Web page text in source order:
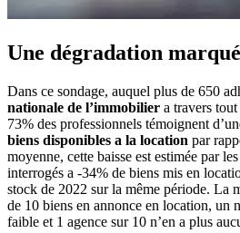
Une dégradation
Dans ce sondage, auquel plus de 650
nationale de l’immobilier а travers
73% des professionnels témoignent
biens disponibles а la location par
moyenne, cette baisse est estimée par
interrogés а -34% de biens mis en
stock de 2022 sur la même période. La
de 10 biens en annonce en location, un
faible et 1 agence sur 10 n’en a plus